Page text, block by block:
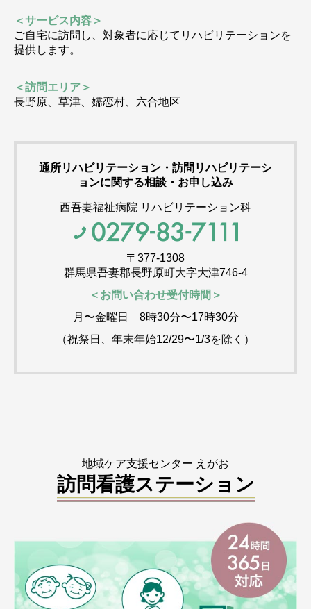
＜サービス内容＞
ご自宅に訪問し、対象者に応じてリハビリテーションを
提供します。
＜訪問エリア＞
長野原、草津、嬬恋村、六合地区
通所リハビリテーション・訪問リハビリテーシ
ョンに関する相談・お申し込み
西吾妻福祉病院 リハビリテーション科
〒377-1308
群馬県吾妻郡長野原町大字大津746-4
＜お問い合わせ受付時間＞
月〜金曜日 8時30分〜17時30分
（祝祭日、年末年始12/29〜1/3を除く）
地域ケア支援センター えがお
訪問看護ステーション